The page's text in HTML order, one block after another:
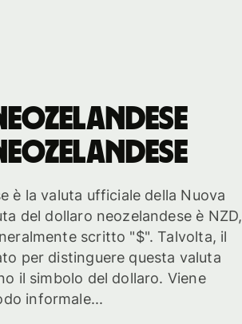
è la valuta ufficiale della Nuova
del dollaro neozelandese è NZD,
scritto "$". Talvolta, il
per distinguere questa valuta
il simbolo del dollaro. Viene
informale...